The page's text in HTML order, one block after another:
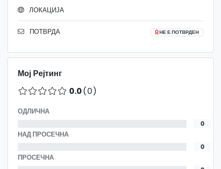
ЛОКАЦИЈА
ПОТВРДА НЕ Е ПОТВРДЕН
Мој Рејтинг
0.0(0)
ОДЛИЧНА
0
НАД ПРОСЕЧНА
0
ПРОСЕЧНА